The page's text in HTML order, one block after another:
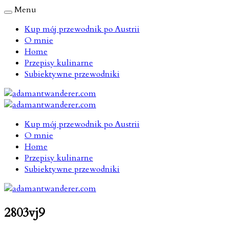
Menu
Kup mój przewodnik po Austrii
O mnie
Home
Przepisy kulinarne
Subiektywne przewodniki
Kup mój przewodnik po Austrii
O mnie
Home
Przepisy kulinarne
Subiektywne przewodniki
2803vj9